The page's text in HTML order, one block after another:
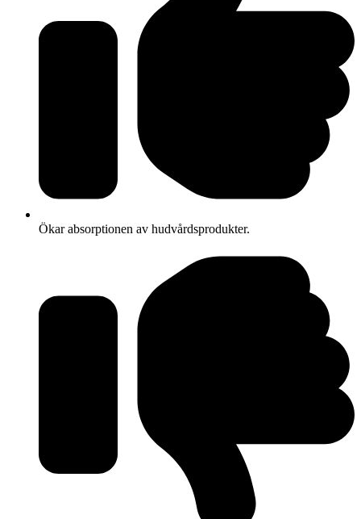
Ökar absorptionen av hudvårdsprodukter.